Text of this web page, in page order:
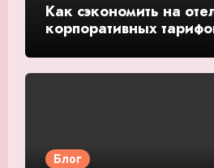
Как сэкономить на
корпоративных
Блог